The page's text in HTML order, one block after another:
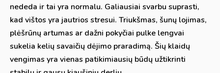
nededa ir tai yra normalu. Galiausiai svarbu suprasti,
kad vištos yra jautrios stresui. Triukšmas, šunų lojimas,
plėšrūnų artumas ar dažni pokyčiai pulke lengvai
sukelia kelių savaičių dėjimo praradimą. Šių klaidų
vengimas yra vienas patikimiausių būdų užtikrinti